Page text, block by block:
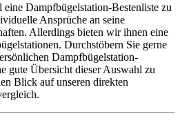
Dampfbügelstation-Bestenliste zu
Ansprüche an seine
Allerdings bieten wir ihnen eine
Durchstöbern Sie gerne
Dampfbügelstation-
gute Übersicht dieser Auswahl zu
Blick auf unseren direkten